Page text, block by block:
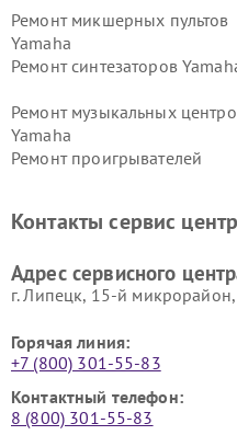
Ремонт микшерных пультов
Yamaha
Ремонт синтезаторов
Ремонт музыкальных
Yamaha
Ремонт проигрывателей
Yamaha
Контакты сервис
Адрес сервисного
г. Липецк, 15-й
Горячая линия:
+7 (800) 301-55-83
Контактный телефон:
8 (800) 301-55-83